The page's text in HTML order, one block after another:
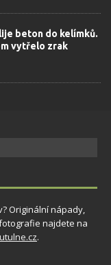
beton do kelímků.
vytřelo zrak
Originální nápady,
najdete na
.